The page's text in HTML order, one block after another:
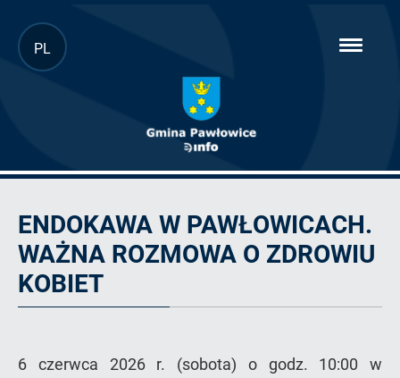
Przejdź
do
PL
ENDOKAWA W PAWŁOWICACH.
WAŻNA ROZMOWA O ZDROWIU
KOBIET
6 czerwca 2026 r. (sobota) o godz. 10:00 w